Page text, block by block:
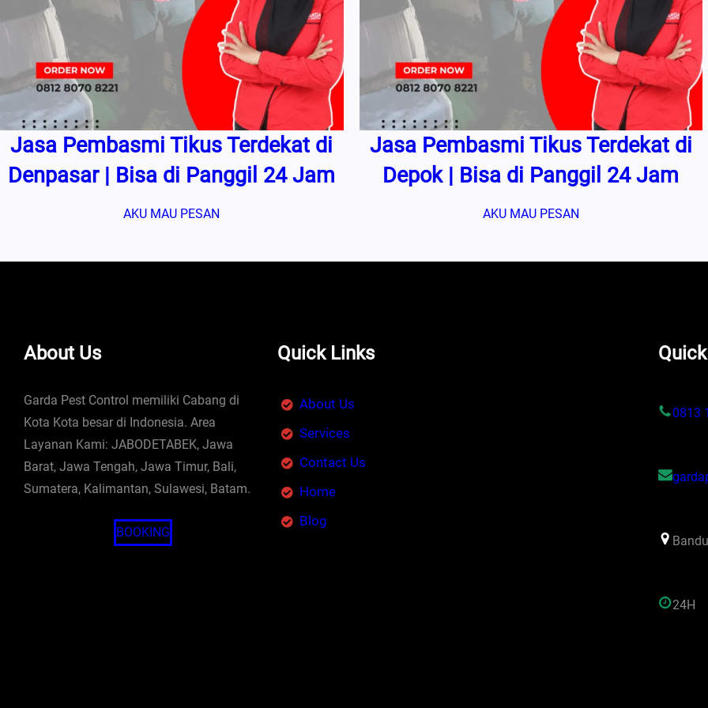
Jasa Pembasmi Tikus Terdekat di
Denpasar | Bisa di Panggil 24 Jam
AKU MAU PESAN
Jasa Pembasmi Tikus Terdekat di
Depok | Bisa di Panggil 24 Jam
AKU MAU PESAN
About Us
Garda Pest Control memiliki Cabang di
Kota Kota besar di Indonesia. Area
Layanan Kami: JABODETABEK, Jawa
Barat, Jawa Tengah, Jawa Timur, Bali,
Sumatera, Kalimantan, Sulawesi, Batam.
BOOKING
Quick Links
About Us
Services
Contact Us
Home
Blog
0813
24H